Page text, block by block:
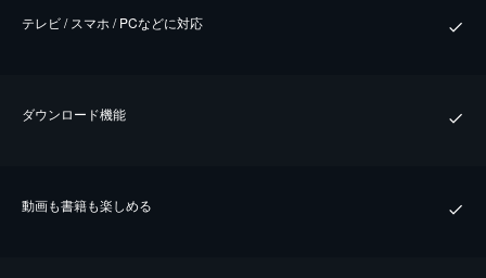
テレビ / スマホ / PCなどに対応
ダウンロード機能
動画も書籍も楽しめる